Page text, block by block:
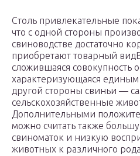
Столь привлекательные
что с одной стороны
свиноводстве достаточно
приобретают товарный
сложившаяся совокупность
характеризующаяся
другой стороны свиньи —
сельскохозяйственные
Дополнительными
можно считать также
свиноматок и низкую
животных к различного